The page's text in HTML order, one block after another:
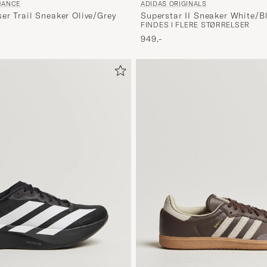
Trail Sneaker Olive/Grey
pris
ADIDAS ORIGINALS
Superstar II Sneaker White/
FINDES I FLERE STØRRELSER
949,-